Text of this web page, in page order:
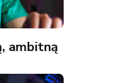
ambitną